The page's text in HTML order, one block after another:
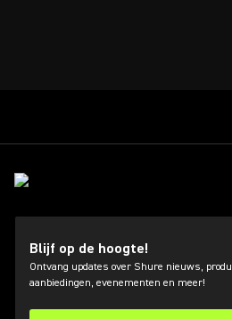
Blijf op de hoogte!
Ontvang updates over Shure nieuws,
aanbiedingen, evenementen en meer!